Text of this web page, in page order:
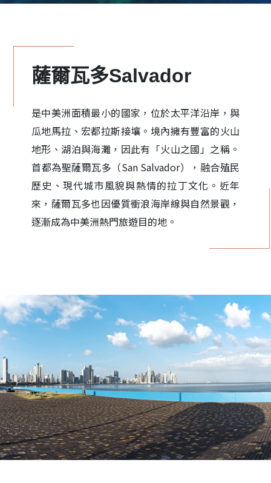
薩爾瓦多Salvador
是中美洲面積最小的國家，位於太平洋沿岸，與
瓜地馬拉、宏都拉斯接壤。境內擁有豐富的火山
地形、湖泊與海灘，因此有「火山之國」之稱。
首都為聖薩爾瓦多（San Salvador），融合殖民
歷史、現代城市風貌與熱情的拉丁文化。近年
來，薩爾瓦多也因優質衝浪海岸線與自然景觀，
逐漸成為中美洲熱門旅遊目的地。